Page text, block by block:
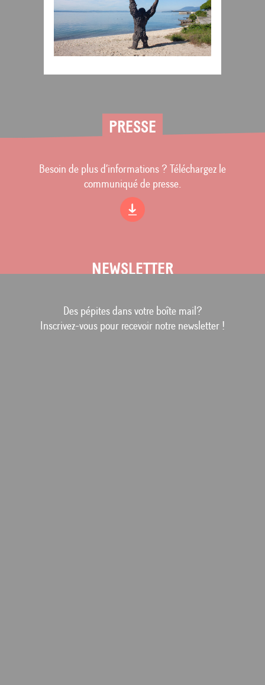
PRESSE
Besoin de plus d’informations ? Téléchargez le
communiqué de presse.
Des pépites dans votre boîte mail?
Inscrivez-vous pour recevoir notre newsletter !
NEWSLETTER